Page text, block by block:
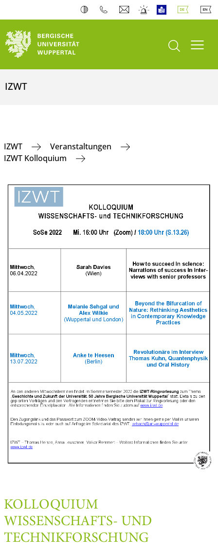
Suche öffnen
IZWT
IZWT
Veranstaltungen
IZWT Kolloquium
KOLLOQUIUM
WISSENSCHAFTS- UND
TECHNIKFORSCHUNG